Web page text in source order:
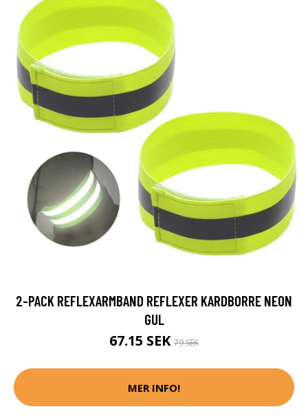
2-PACK REFLEXARMBAND REFLEXER KARDBORRE NEON
GUL
67.15 SEK 79 SEK
MER INFO!